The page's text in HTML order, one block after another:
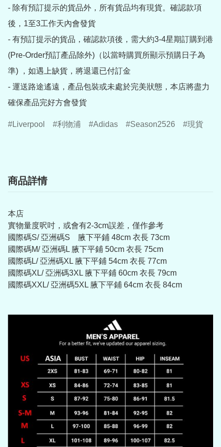
- 除有預訂提示的貨品外，所有貨品均有現貨。確認款項
後，1至3工作天內會發貨
- 有預訂提示的貨品，確認款項後，需大約3-4星期訂購到港
(Pre-Order預訂產品除外)（以當時購買所顯示預購日子為
準) ，如遇上缺貨，將退還已付訂金
- 運送路途遙遠，產品包裝或未處於完美狀態，本店將盡力
確保產品完好方會發貨
Liverpool 利物浦 Adidas Season2526 現貨
商品詳情
本店
實物量度呎吋，或會有2-3cm誤差，僅作參考
國際碼S/ 亞洲碼S 腋下平鋪 48cm 衣長 73cm
國際碼M/ 亞洲碼L 腋下平鋪 50cm 衣長 75cm
國際碼L/ 亞洲碼XL 腋下平鋪 54cm 衣長 77cm
國際碼XL/ 亞洲碼3XL 腋下平鋪 60cm 衣長 79cm
國際碼XXL/ 亞洲碼5XL 腋下平鋪 64cm 衣長 84cm